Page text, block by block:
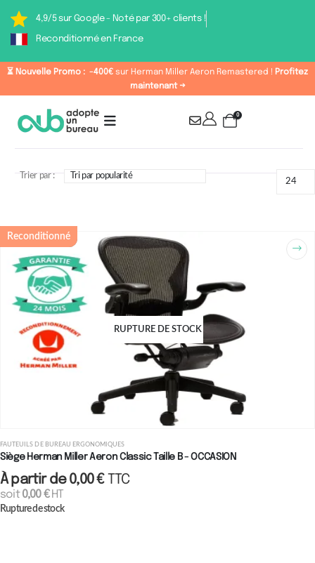
4,9/5 sur Google - Noté par 300+ clients !
Reconditionné en France
⏳ Nouvelle Promo : -400€ sur Herman Miller Aeron Remastered ! Profitez
maintenant →
0
Trier par :
Reconditionné
RUPTURE DE STOCK
FAUTEUILS DE BUREAU ERGONOMIQUES
Siège Herman Miller Aeron Classic Taille B - OCCASION
À partir de0,00€ TTC
soit0,00€HT
Rupture de stock